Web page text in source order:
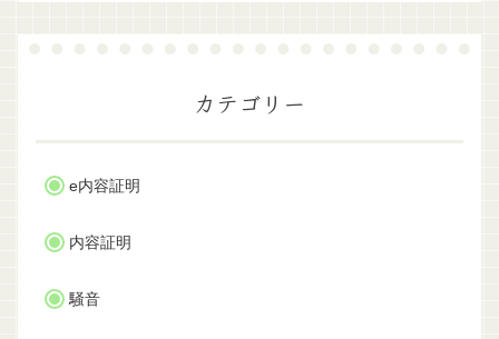
カテゴリー
e内容証明
内容証明
騒音